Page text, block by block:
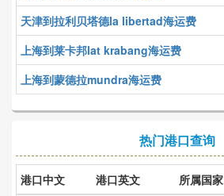
天津到拉利贝塔德la libertad海运费
上海到莱卡邦lat krabang海运费
上海到蒙德拉mundra海运费
热门港口查询
港口中文 港口英文 所属国家